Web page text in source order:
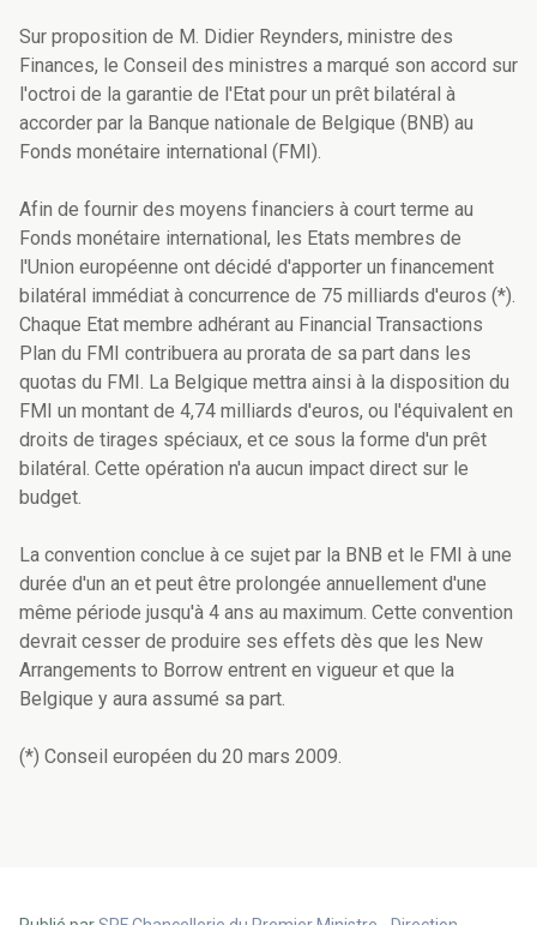
Sur proposition de M. Didier Reynders, ministre des
Finances, le Conseil des ministres a marqué son accord sur
l'octroi de la garantie de l'Etat pour un prêt bilatéral à
accorder par la Banque nationale de Belgique (BNB) au
Fonds monétaire international (FMI).
Afin de fournir des moyens financiers à court terme au
Fonds monétaire international, les Etats membres de
l'Union européenne ont décidé d'apporter un financement
bilatéral immédiat à concurrence de 75 milliards d'euros (*).
Chaque Etat membre adhérant au Financial Transactions
Plan du FMI contribuera au prorata de sa part dans les
quotas du FMI. La Belgique mettra ainsi à la disposition du
FMI un montant de 4,74 milliards d'euros, ou l'équivalent en
droits de tirages spéciaux, et ce sous la forme d'un prêt
bilatéral. Cette opération n'a aucun impact direct sur le
budget.
La convention conclue à ce sujet par la BNB et le FMI à une
durée d'un an et peut être prolongée annuellement d'une
même période jusqu'à 4 ans au maximum. Cette convention
devrait cesser de produire ses effets dès que les New
Arrangements to Borrow entrent en vigueur et que la
Belgique y aura assumé sa part.
(*) Conseil européen du 20 mars 2009.